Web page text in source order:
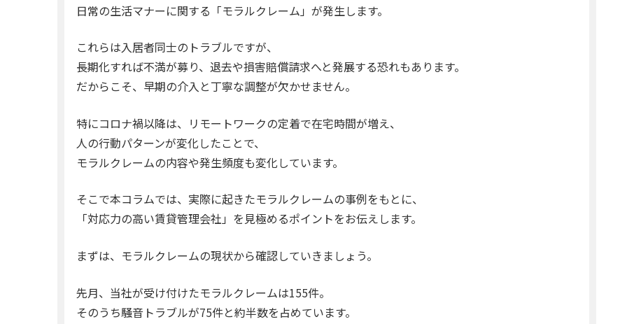
日常の生活マナーに関する「モラルクレーム」が発生します。
これらは入居者同士のトラブルですが、
長期化すれば不満が募り、退去や損害賠償請求へと発展する恐れもあります。
だからこそ、早期の介入と丁寧な調整が欠かせません。
特にコロナ禍以降は、リモートワークの定着で在宅時間が増え、
人の行動パターンが変化したことで、
モラルクレームの内容や発生頻度も変化しています。
そこで本コラムでは、実際に起きたモラルクレームの事例をもとに、
「対応力の高い賃貸管理会社」を見極めるポイントをお伝えします。
まずは、モラルクレームの現状から確認していきましょう。
先月、当社が受け付けたモラルクレームは155件。
そのうち騒音トラブルが75件と約半数を占めています。